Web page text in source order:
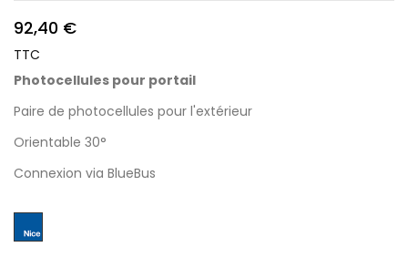
92,40 €
TTC
Photocellules pour portail
Paire de photocellules pour l'extérieur
Orientable 30°
Connexion via BlueBus